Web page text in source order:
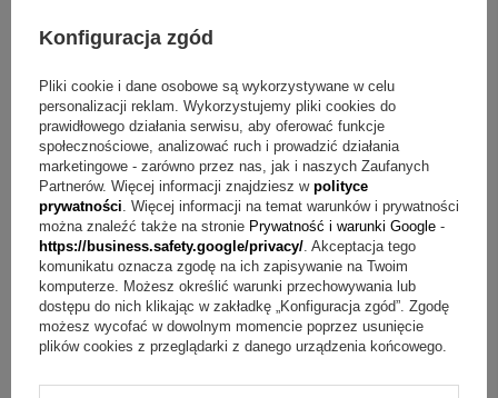
Konfiguracja zgód
Pliki cookie i dane osobowe są wykorzystywane w celu
personalizacji reklam. Wykorzystujemy pliki cookies do
prawidłowego działania serwisu, aby oferować funkcje
społecznościowe, analizować ruch i prowadzić działania
marketingowe - zarówno przez nas, jak i naszych Zaufanych
Partnerów. Więcej informacji znajdziesz w polityce
prywatności. Więcej informacji na temat warunków i prywatności
można znaleźć także na stronie Prywatność i warunki Google -
https://business.safety.google/privacy/. Akceptacja tego
komunikatu oznacza zgodę na ich zapisywanie na Twoim
komputerze. Możesz określić warunki przechowywania lub
dostępu do nich klikając w zakładkę „Konfiguracja zgód”. Zgodę
możesz wycofać w dowolnym momencie poprzez usunięcie
plików cookies z przeglądarki z danego urządzenia końcowego.